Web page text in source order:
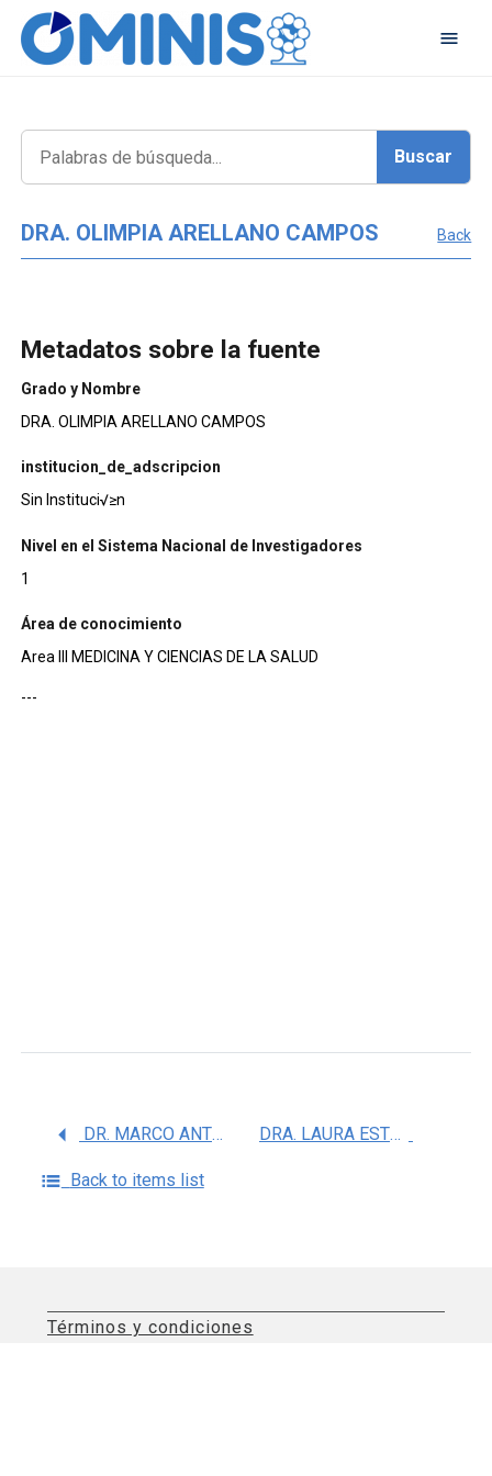
DRA. OLIMPIA ARELLANO CAMPOS Back
Metadatos sobre la fuente
Grado y Nombre
DRA. OLIMPIA ARELLANO CAMPOS
institucion_de_adscripcion
Sin Instituci√≥n
Nivel en el Sistema Nacional de Investigadores
1
Área de conocimiento
Area III MEDICINA Y CIENCIAS DE LA SALUD
---
DR. MARCO ANTONIO CHECA CARATACHEA DRA. LAURA ESTHELA CISNEROS GARZA
Back to items list
Términos y condiciones